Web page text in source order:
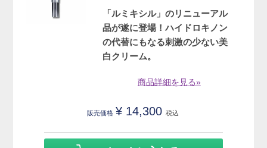
「ルミキシル」のリニューアル
品が遂に登場！ハイドロキノン
の代替にもなる刺激の少ない美
白クリーム。
商品詳細を見る»
販売価格 ¥ 14,300 税込